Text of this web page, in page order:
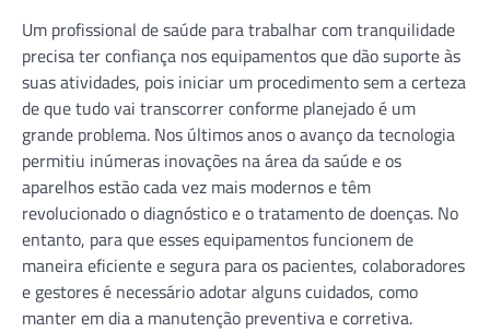
Um profissional de saúde para trabalhar com tranquilidade
precisa ter confiança nos equipamentos que dão suporte às
suas atividades, pois iniciar um procedimento sem a certeza
de que tudo vai transcorrer conforme planejado é um
grande problema. Nos últimos anos o avanço da tecnologia
permitiu inúmeras inovações na área da saúde e os
aparelhos estão cada vez mais modernos e têm
revolucionado o diagnóstico e o tratamento de doenças. No
entanto, para que esses equipamentos funcionem de
maneira eficiente e segura para os pacientes, colaboradores
e gestores é necessário adotar alguns cuidados, como
manter em dia a manutenção preventiva e corretiva.